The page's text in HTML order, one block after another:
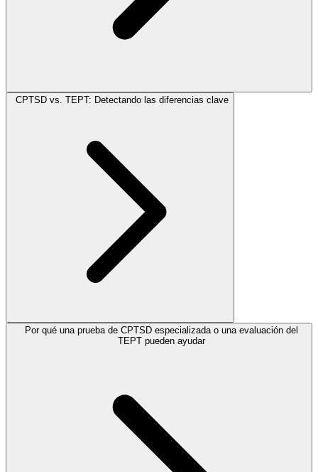
CPTSD vs. TEPT: Detectando las diferencias clave
Por qué una prueba de CPTSD especializada o una evaluación del
TEPT pueden ayudar